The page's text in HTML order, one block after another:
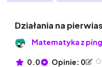
Działania na
Matematyka z
0.0 Opinie: 0